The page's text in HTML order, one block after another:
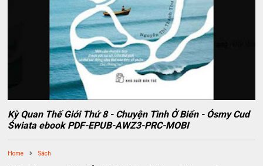
Kỳ Quan Thế Giới Thứ 8 - Chuyện Tình Ở Biển - Ósmy Cud
Świata ebook PDF-EPUB-AWZ3-PRC-MOBI
Home Sách